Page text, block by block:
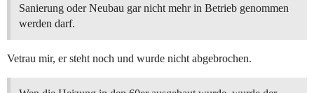
Sanierung oder Neubau gar nicht mehr in Betrieb genommen
werden darf.
Vetrau mir, er steht noch und wurde nicht abgebrochen.